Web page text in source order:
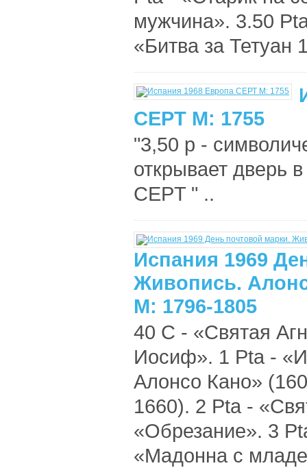
мужчина». 3.50
«Битва за Тетуан
СЕРТ М: 1755
"3,50 р -
открывает дверь
CEPT " ..
Испания 1969
Живопись.
М: 1796-1805
40 C - «Святая
Иосиф». 1 Pta -
Алонсо Кано»
1660). 2 Pta -
«Обрезание». 3
«Мадонна с